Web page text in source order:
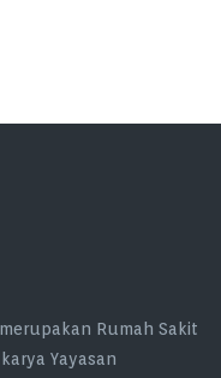
merupakan Rumah Sakit
Yayasan